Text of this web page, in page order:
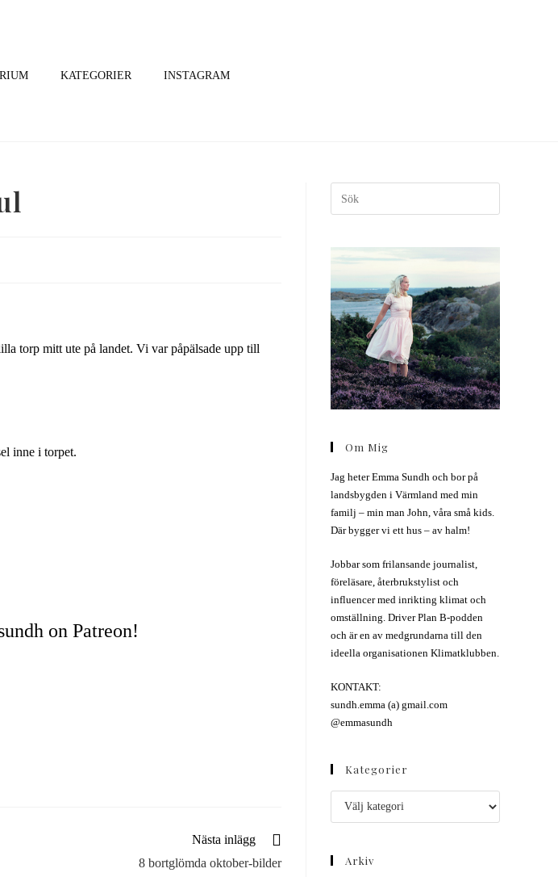
KATEGORIER INSTAGRAM
torp mitt ute på landet. Vi var påpälsade upp till
inne i torpet.
on Patreon!
Nästa inlägg
8 bortglömda oktober-bilder
Om Mig
Jag heter Emma Sundh och bor på
landsbygden i Värmland med min
familj – min man John, våra små kids.
Där bygger vi ett hus – av halm!
Jobbar som frilansande journalist,
föreläsare, återbrukstylist och
influencer med inrikting klimat och
omställning. Driver Plan B-podden
och är en av medgrundarna till den
ideella organisationen Klimatklubben.
KONTAKT:
sundh.emma (a) gmail.com
@emmasundh
Kategorier
Arkiv